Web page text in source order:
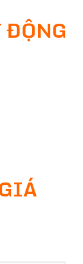
ĐỘNG